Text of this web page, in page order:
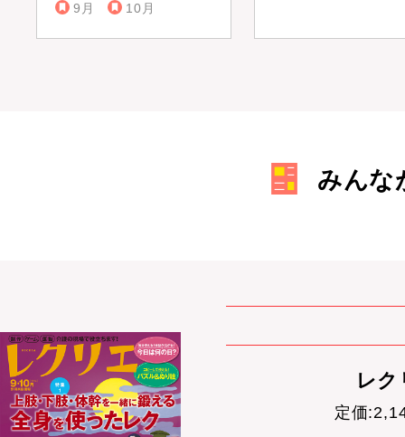
9月
10月
みんな
レ
定価